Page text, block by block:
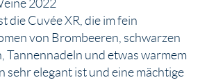
2022
die Cuvée XR, die im fein
von Brombeeren, schwarzen
Tannennadeln und etwas warmem
sehr elegant ist und eine mächtige